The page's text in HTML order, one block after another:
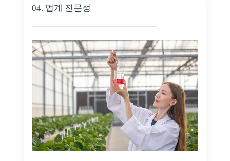
04. 업계 전문성